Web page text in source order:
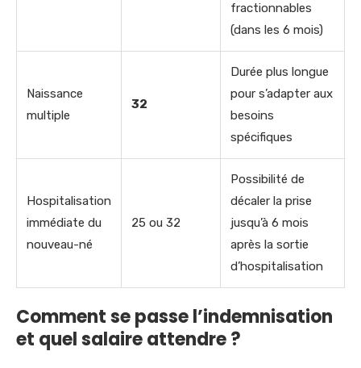
fractionnables
(dans les 6 mois)
Naissance
multiple
32
Durée plus longue
pour s’adapter aux
besoins
spécifiques
Hospitalisation
immédiate du
nouveau-né
25 ou 32
Possibilité de
décaler la prise
jusqu’à 6 mois
après la sortie
d’hospitalisation
Comment se passe l’indemnisation
et quel salaire attendre ?